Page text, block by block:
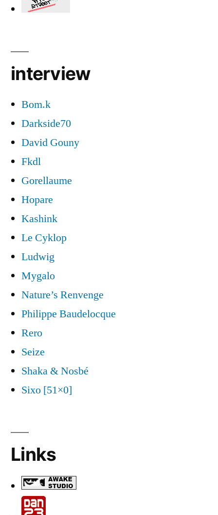
interview
Bom.k
Darkside70
David Gouny
Fkdl
Gorellaume
Hopare
Kashink
Le Cyklop
Ludwig
Mygalo
Nature’s Renvenge
Philippe Baudelocque
Rero
Seize
Shaka & Nosbé
Sixo [51×0]
Links